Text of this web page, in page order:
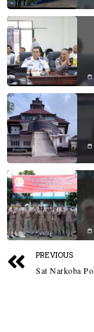
PREVIOUS